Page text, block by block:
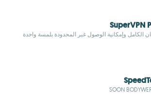
SuperVPN
الكامل وإمكانية الوصول غير المحدودة بلمسة واحدة
SOON